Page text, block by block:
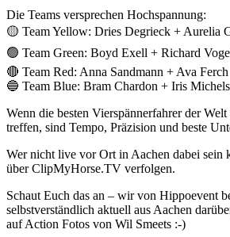
Die Teams versprechen Hochspannung:
🟡 Team Yellow: Dries Degrieck + Aurelia
🟢 Team Green: Boyd Exell + Richard
🔴 Team Red: Anna Sandmann + Ava Ferch
🔵 Team Blue: Bram Chardon + Iris Michels
Wenn die besten Vierspännerfahrer der
treffen, sind Tempo, Präzision und beste
Wer nicht live vor Ort in Aachen dabei sein
über ClipMyHorse.TV verfolgen.
Schaut Euch das an – wir von Hippoevent
selbstverständlich aktuell aus Aachen
auf Action Fotos von Wil Smeets :-)